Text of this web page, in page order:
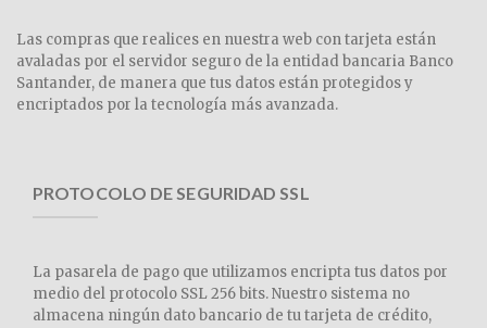
Las compras que realices en nuestra web con tarjeta están
avaladas por el servidor seguro de la entidad bancaria Banco
Santander, de manera que tus datos están protegidos y
encriptados por la tecnología más avanzada.
PROTOCOLO DE SEGURIDAD SSL
La pasarela de pago que utilizamos encripta tus datos por
medio del protocolo SSL 256 bits. Nuestro sistema no
almacena ningún dato bancario de tu tarjeta de crédito,